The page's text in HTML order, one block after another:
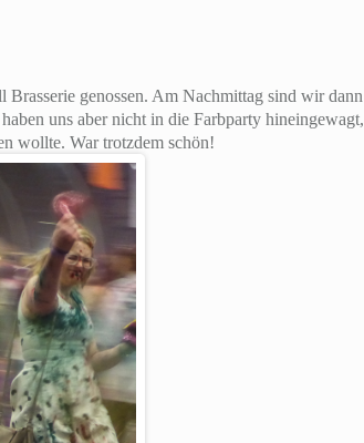
Brasserie genossen. Am Nachmittag sind wir dann
uns aber nicht in die Farbparty hineingewagt,
wollte. War trotzdem schön!